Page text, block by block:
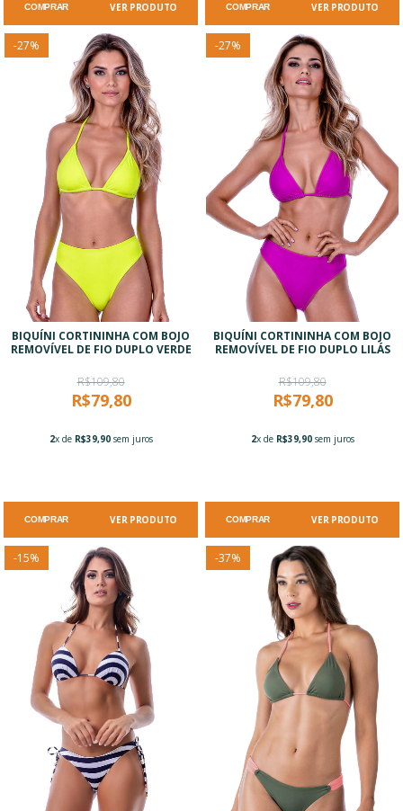
COMPRAR VER PRODUTO COMPRAR VER PRODUTO
-27%
BIQUÍNI CORTININHA COM BOJO
REMOVÍVEL DE FIO DUPLO VERDE
R$109,80
R$79,80
2x de R$39,90sem juros
COMPRAR VER PRODUTO
-27%
BIQUÍNI CORTININHA COM BOJO
REMOVÍVEL DE FIO DUPLO LILÁS
R$109,80
R$79,80
2x de R$39,90sem juros
COMPRAR VER PRODUTO
-15% -37%